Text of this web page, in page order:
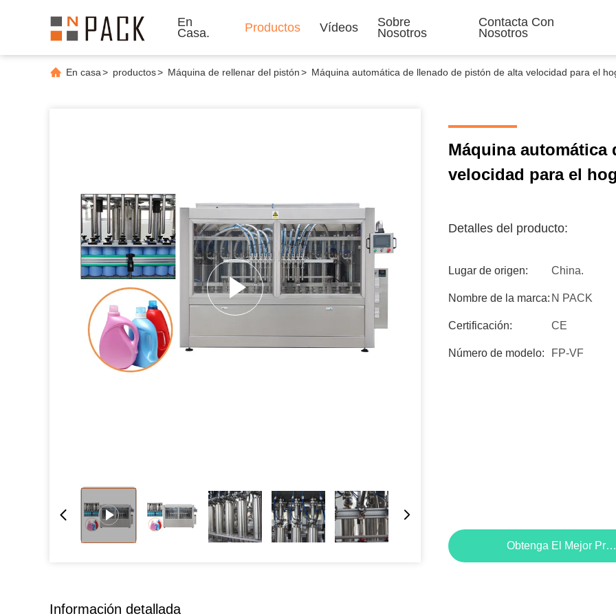
En
Casa.
Productos Vídeos
Sobre
Nosotros
Contacta Con
Nosotros
En casa> productos> Máquina de rellenar del pistón> Máquina automática de llenado de pistón de alta velocidad para el
Máquina automática
velocidad para el
Detalles del producto:
Lugar de origen: China.
Nombre de la marca: N PACK
Certificación: CE
Número de modelo: FP-VF
Obtenga El Mejor
Información detallada